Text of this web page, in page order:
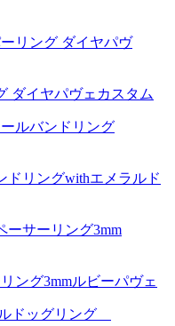
ダイヤパヴェカスタム
ドリングwithエメラルド
ング3mmルビーパヴェ